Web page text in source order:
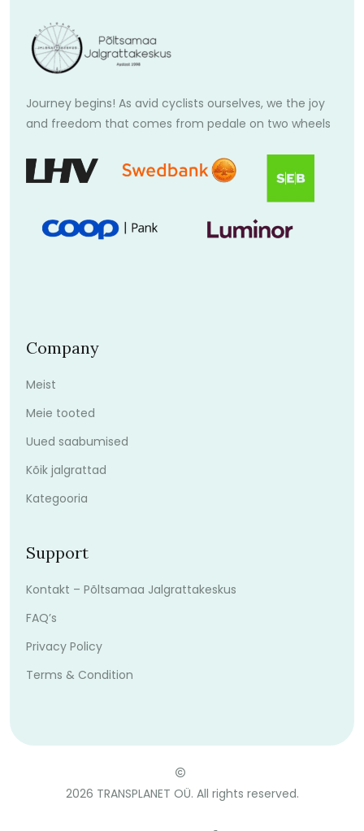
Journey begins! As avid cyclists ourselves, we the joy
and freedom that comes from pedale on two wheels
Company
Meist
Meie tooted
Uued saabumised
Kõik jalgrattad
Kategooria
Support
Kontakt – Põltsamaa Jalgrattakeskus
FAQ’s
Privacy Policy
Terms & Condition
2026 TRANSPLANET OÜ. All rights reserved.